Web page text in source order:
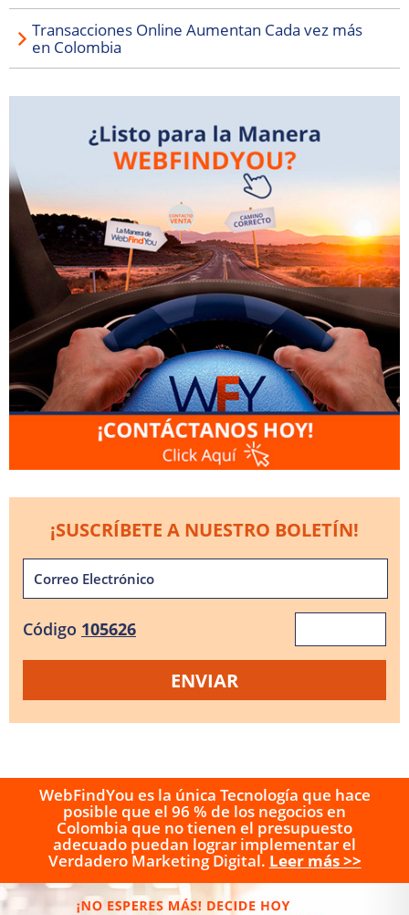
Transacciones Online Aumentan Cada vez más
en Colombia
¡SUSCRÍBETE A NUESTRO BOLETÍN!
Código 105626
WebFindYou es la única Tecnología que hace
posible que el 96 % de los negocios en
Colombia que no tienen el presupuesto
adecuado puedan lograr implementar el
Verdadero Marketing Digital. Leer más >>